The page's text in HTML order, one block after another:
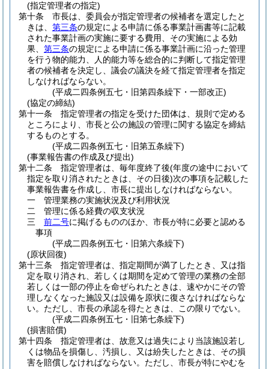
(指定管理者の指定)
第十条
市長は、委員会が指定管理者の候補者を選定したと
きは、 第三条の規定による申請に係る事業計画書等に記載
された事業計画の実施に要する費用、その実施による効
果、 第三条の規定による申請に係る事業計画に沿った管理
を行う物的能力、人的能力等を総合的に判断して指定管理
者の候補者を決定し、議会の議決を経て指定管理者を指定
しなければならない。
(平成二四条例五七・旧第四条繰下・一部改正)
(協定の締結)
第十一条
指定管理者の指定を受けた団体は、規則で定める
ところにより、市長と公の施設の管理に関する協定を締結
するものとする。
(平成二四条例五七・旧第五条繰下)
(事業報告書の作成及び提出)
第十二条
指定管理者は、毎年度終了後(年度の途中において
指定を取り消されたときは、その日後)次の事項を記載した
事業報告書を作成し、市長に提出しなければならない。
一
管理業務の実施状況及び利用状況
二
管理に係る経費の収支状況
三
前二号に掲げるもののほか、市長が特に必要と認める
事項
(平成二四条例五七・旧第六条繰下)
(原状回復)
第十三条
指定管理者は、指定期間が満了したとき、又は指
定を取り消され、若しくは期間を定めて管理の業務の全部
若しくは一部の停止を命ぜられたときは、速やかにその管
理しなくなった施設又は設備を原状に復さなければならな
い。 ただし、市長の承認を得たときは、この限りでない。
(平成二四条例五七・旧第七条繰下)
(損害賠償)
第十四条
指定管理者は、故意又は過失により当該施設若し
くは物品を損傷し、汚損し、又は紛失したときは、その損
害を賠償しなければならない。 ただし、市長が特にやむを